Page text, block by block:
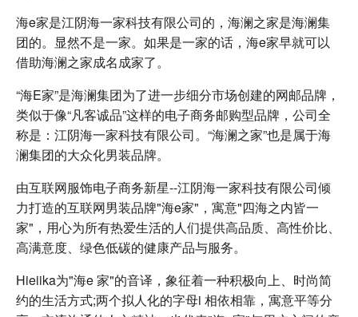
海e家是江阴海一家科技有限公司的，海澜之家是海澜集
团的。显然不是一家。如果是一家的话，海e家早就可以
借助海澜之家成名成家了。
“海E家”是海澜集团为了进一步细分市场创建的网邮品牌，
类似于像“凡客诚品”这样的电子商务邮购型品牌，公司全
称是：江阴海一家科技有限公司。“海澜之家”也是属于海
澜集团的大众化男装品牌。
由互联网服饰电子商务新星--江阴海一家科技有限公司倾
力打造的互联网男装品牌"海e家"，寓意"四海之内皆一
家"，用心为所有热爱生活的人们提供高品质、高性价比、
高满意度、绿色低碳的健康产品与服务。
Hieiika为"海e 家"的音译，象征着一种积极向上、时尚简
约的生活方式;两个拟人化的字母i 相依相靠，寓意平等分